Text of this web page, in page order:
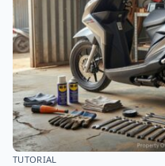
TUTORIAL